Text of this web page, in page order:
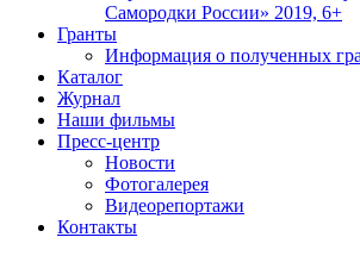
Самородки России» 2019, 6+
Гранты
Информация о полученных
Каталог
Журнал
Наши фильмы
Пресс-центр
Новости
Фотогалерея
Видеорепортажи
Контакты